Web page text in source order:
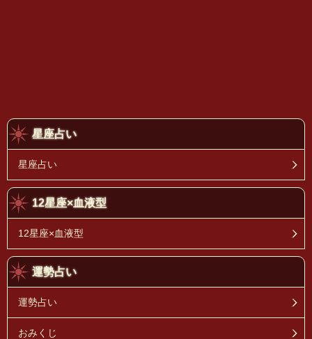
星座占い
星座占い
12星座×血液型
12星座×血液型
運勢占い
運勢占い
おみくじ